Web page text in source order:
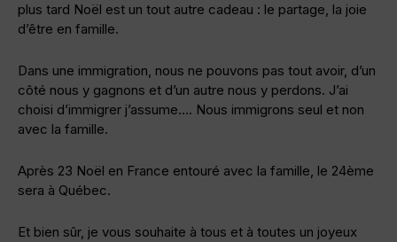
plus tard Noël est un tout autre cadeau : le partage, la joie
d’être en famille.
Dans une immigration, nous ne pouvons pas tout avoir, d’un
côté nous y gagnons et d’un autre nous y perdons. J’ai
choisi d’immigrer j’assume…. Nous immigrons seul et non
avec la famille.
Après 23 Noël en France entouré avec la famille, le 24ème
sera à Québec.
Et bien sûr, je vous souhaite à tous et à toutes un joyeux